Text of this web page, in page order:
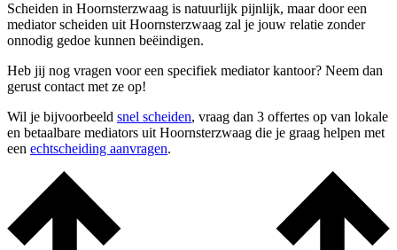
Scheiden in Hoornsterzwaag is natuurlijk pijnlijk, maar door een
mediator scheiden uit Hoornsterzwaag zal je jouw relatie zonder
onnodig gedoe kunnen beëindigen.
Heb jij nog vragen voor een specifiek mediator kantoor? Neem dan
gerust contact met ze op!
Wil je bijvoorbeeld snel scheiden, vraag dan 3 offertes op van lokale
en betaalbare mediators uit Hoornsterzwaag die je graag helpen met
een echtscheiding aanvragen.